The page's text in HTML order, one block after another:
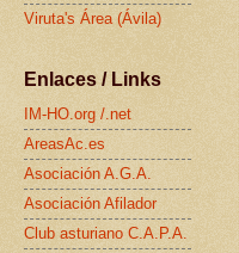
Viruta's Área (Ávila)
Enlaces / Links
IM-HO.org /.net
AreasAc.es
Asociación A.G.A.
Asociación Afilador
Club asturiano C.A.P.A.